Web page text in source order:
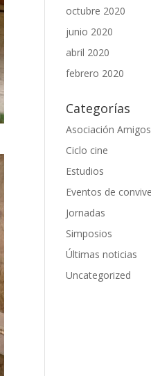
octubre 2020
junio 2020
abril 2020
febrero 2020
Categorías
Asociación Amigos
Ciclo cine
Estudios
Eventos de
Jornadas
Simposios
Últimas noticias
Uncategorized